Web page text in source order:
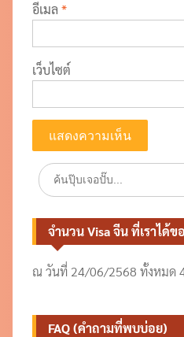
อีเมล *
เว็บไซต์
Search
for:
จำนวน Visa จีน ที่เราได้
ณ วันที่ 24/06/2568 ทั้งหมด
FAQ (คำถามที่พบบ่อย)